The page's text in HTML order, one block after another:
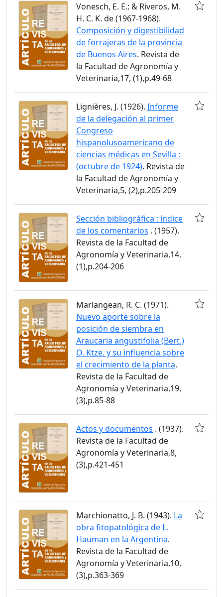
Vonesch, E. E.; & Riveros, M.
H. C. K. de (1967-1968).
Composición y digestibilidad
de forrajeras de la provincia
de Buenos Aires. Revista de
la Facultad de Agronomía y
Veterinaria,17, (1),p.49-68
Lignières, J. (1926). Informe
de la delegación al primer
Congreso
hispanolusoamericano de
ciencias médicas en Sevilla :
(octubre de 1924). Revista de
la Facultad de Agronomía y
Veterinaria,5, (2),p.205-209
Sección bibliográfica : índice
de los comentarios . (1957).
Revista de la Facultad de
Agronomía y Veterinaria,14,
(1),p.204-206
Marlangean, R. C. (1971).
Nuevo aporte sobre la
posición de siembra en
Araucaria angustifolia (Bert.)
O. Ktze. y su influencia sobre
el crecimiento de la planta.
Revista de la Facultad de
Agronomía y Veterinaria,19,
(3),p.85-88
Actos y documentos . (1937).
Revista de la Facultad de
Agronomía y Veterinaria,8,
(3),p.421-451
Marchionatto, J. B. (1943). La
obra fitopatológica de L.
Hauman en la Argentina.
Revista de la Facultad de
Agronomía y Veterinaria,10,
(3),p.363-369